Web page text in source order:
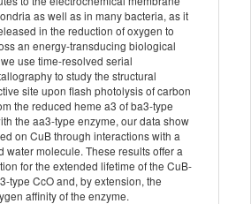
as well as in many bacteria, as it
in the reduction of oxygen to
an energy-transducing biological
use time-resolved serial
to study the structural
site upon flash photolysis of carbon
the reduced heme a3 of ba3-type
the aa3-type enzyme, our data show
on CuB through interactions with a
water molecule. These results offer a
for the extended lifetime of the CuB-
type CcO and, by extension, the
affinity of the enzyme.